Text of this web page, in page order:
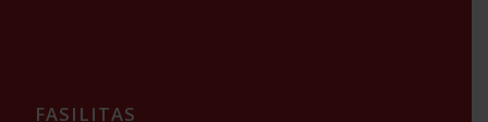
FASILITAS